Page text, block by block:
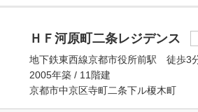
ＨＦ河原町二条レジデンス
地下鉄東西線京都市役所前駅 徒歩3
2005年築 / 11階建
京都市中京区寺町二条下ル榎木町